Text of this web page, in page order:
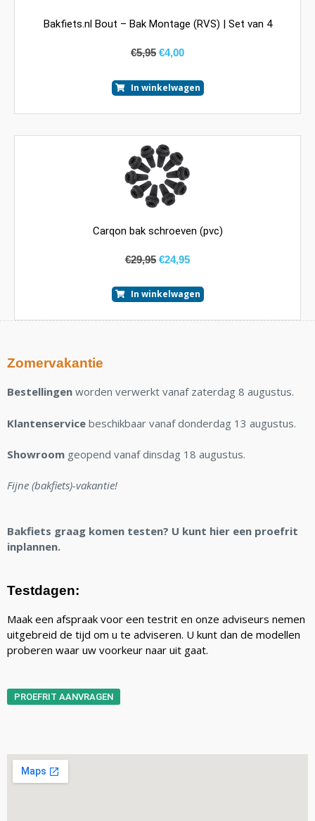
Bakfiets.nl Bout – Bak Montage (RVS) | Set van 4
€5,95 €4,00
In winkelwagen
Carqon bak schroeven (pvc)
€29,95 €24,95
In winkelwagen
Zomervakantie
Bestellingen worden verwerkt vanaf zaterdag 8 augustus.
Klantenservice beschikbaar vanaf donderdag 13 augustus.
Showroom geopend vanaf dinsdag 18 augustus.
Fijne (bakfiets)-vakantie!
Bakfiets graag komen testen? U kunt hier een proefrit
inplannen.
Testdagen:
Maak een afspraak voor een testrit en onze adviseurs nemen
uitgebreid de tijd om u te adviseren. U kunt dan de modellen
proberen waar uw voorkeur naar uit gaat.
PROEFRIT AANVRAGEN